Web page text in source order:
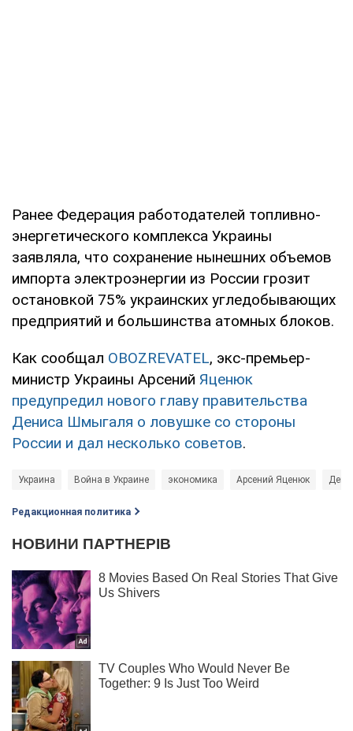
Ранее Федерация работодателей топливно-
энергетического комплекса Украины
заявляла, что сохранение нынешних объемов
импорта электроэнергии из России грозит
остановкой 75% украинских угледобывающих
предприятий и большинства атомных блоков.
Как сообщал OBOZREVATEL, экс-премьер-
министр Украины Арсений Яценюк
предупредил нового главу правительства
Дениса Шмыгаля о ловушке со стороны
России и дал несколько советов.
Украина Война в Украине экономика Арсений Яценюк
Редакционная политика